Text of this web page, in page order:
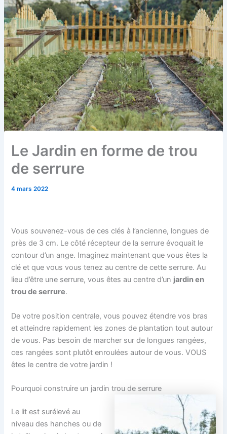
Le Jardin en forme de trou
de serrure
4 mars 2022
Vous souvenez-vous de ces clés à l’ancienne, longues de
près de 3 cm. Le côté récepteur de la serrure évoquait le
contour d’un ange. Imaginez maintenant que vous êtes la
clé et que vous vous tenez au centre de cette serrure. Au
lieu d’être une serrure, vous êtes au centre d’un jardin en
trou de serrure.
De votre position centrale, vous pouvez étendre vos bras
et atteindre rapidement les zones de plantation tout autour
de vous. Pas besoin de marcher sur de longues rangées,
ces rangées sont plutôt enroulées autour de vous. VOUS
êtes le centre de votre jardin !
Pourquoi construire un jardin trou de serrure
Le lit est surélevé au
niveau des hanches ou de